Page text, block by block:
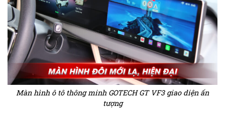
Màn hình ô tô thông minh GOTECH GT VF3 giao diện ấn
tượng